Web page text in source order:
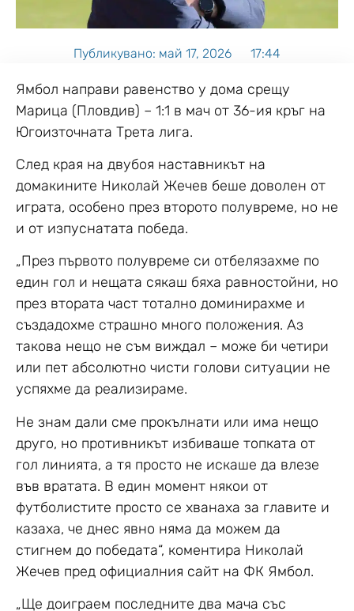
Публикувано: май 17, 2026 17:44
Ямбол направи равенство у дома срещу
Марица (Пловдив) – 1:1 в мач от 36-ия кръг на
Югоизточната Трета лига.
След края на двубоя наставникът на
домакините Николай Жечев беше доволен от
играта, особено през второто полувреме, но не
и от изпуснатата победа.
„През първото полувреме си отбелязахме по
един гол и нещата сякаш бяха равностойни, но
през втората част тотално доминирахме и
създадохме страшно много положения. Аз
такова нещо не съм виждал – може би четири
или пет абсолютно чисти голови ситуации не
успяхме да реализираме.
Не знам дали сме прокълнати или има нещо
друго, но противникът избиваше топката от
гол линията, а тя просто не искаше да влезе
във вратата. В един момент някои от
футболистите просто се хванаха за главите и
казаха, че днес явно няма да можем да
стигнем до победата“, коментира Николай
Жечев пред официалния сайт на ФК Ямбол.
„Ще доиграем последните два мача със